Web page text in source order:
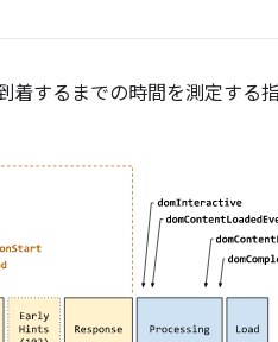
するまでの時間を測定する指